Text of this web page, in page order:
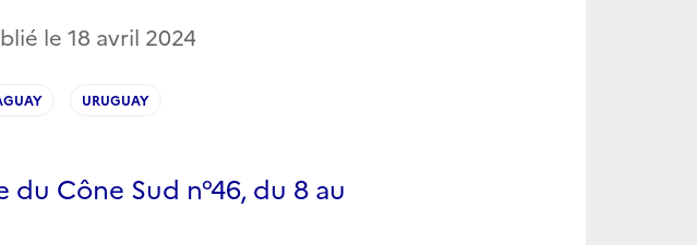
le 18 avril 2024
URUGUAY
Cône Sud n°46, du 8 au